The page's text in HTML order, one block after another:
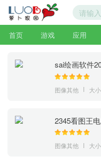
首页 游戏 应用
sai绘画软件
最新版
图像其他 大
2345看图王
图像其他 大